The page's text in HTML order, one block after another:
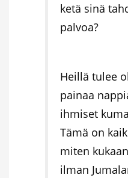
ketä sinä
palvoa?
Heillä tulee
painaa
ihmiset
Tämä on
miten
ilman